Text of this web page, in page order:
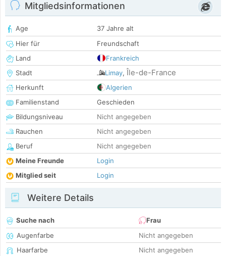
Mitgliedsinformationen
Age
37 Jahre alt
Hier für
Freundschaft
Land
Frankreich
Stadt
Limay, Île-de-France
Herkunft
Algerien
Familienstand
Geschieden
Bildungsniveau
Nicht angegeben
Rauchen
Nicht angegeben
Beruf
Nicht angegeben
Meine Freunde
Login
Mitglied seit
Login
Weitere Details
Suche nach
Frau
Augenfarbe
Nicht angegeben
Haarfarbe
Nicht angegeben